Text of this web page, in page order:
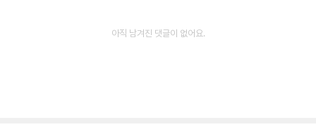
아직 남겨진 댓글이 없어요.